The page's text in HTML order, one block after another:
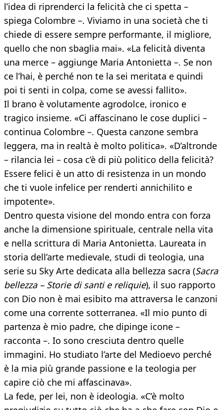
l’idea di riprenderci la felicità che ci spetta –
spiega Colombre –. Viviamo in una società che ti
chiede di essere sempre performante, il migliore,
quello che non sbaglia mai». «La felicità diventa
una merce – aggiunge Maria Antonietta –. Se non
ce l’hai, è perché non te la sei meritata e quindi
poi ti senti in colpa, come se avessi fallito».
Il brano è volutamente agrodolce, ironico e
tragico insieme. «Ci affascinano le cose duplici –
continua Colombre –. Questa canzone sembra
leggera, ma in realtà è molto politica». «D’altronde
– rilancia lei – cosa c’è di più politico della felicità?
Essere felici è un atto di resistenza in un mondo
che ti vuole infelice per renderti annichilito e
impotente».
Dentro questa visione del mondo entra con forza
anche la dimensione spirituale, centrale nella vita
e nella scrittura di Maria Antonietta. Laureata in
storia dell’arte medievale, studi di teologia, una
serie su Sky Arte dedicata alla bellezza sacra (Sacra
bellezza – Storie di santi e reliquie), il suo rapporto
con Dio non è mai esibito ma attraversa le canzoni
come una corrente sotterranea. «Il mio punto di
partenza è mio padre, che dipinge icone –
racconta –. Io sono cresciuta dentro quelle
immagini. Ho studiato l’arte del Medioevo perché
è la mia più grande passione e la teologia per
capire ciò che mi affascinava».
La fede, per lei, non è ideologia. «C’è molto